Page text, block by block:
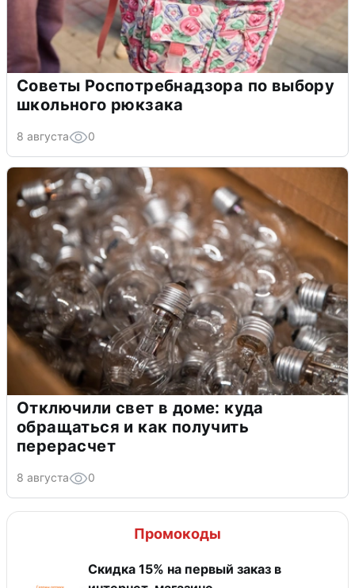
Советы Роспотребнадзора по выбору
школьного рюкзака
8 августа 0
Отключили свет в доме: куда
обращаться и как получить
перерасчет
8 августа 0
Промокоды
Скидка 15% на первый заказ в